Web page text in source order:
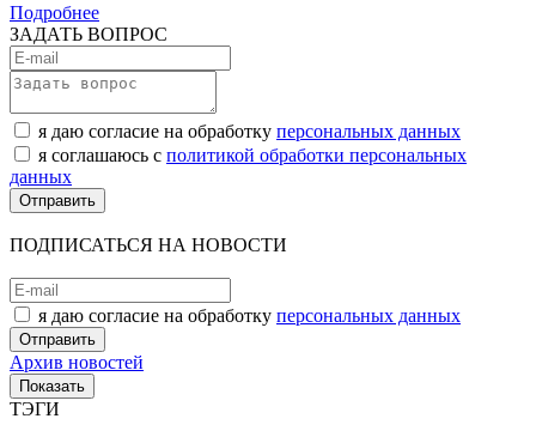
Подробнее
ЗАДАТЬ ВОПРОС
я даю согласие на обработку персональных данных
я соглашаюсь с политикой обработки персональных
данных
ПОДПИСАТЬСЯ НА НОВОСТИ
я даю согласие на обработку персональных данных
Архив новостей
ТЭГИ